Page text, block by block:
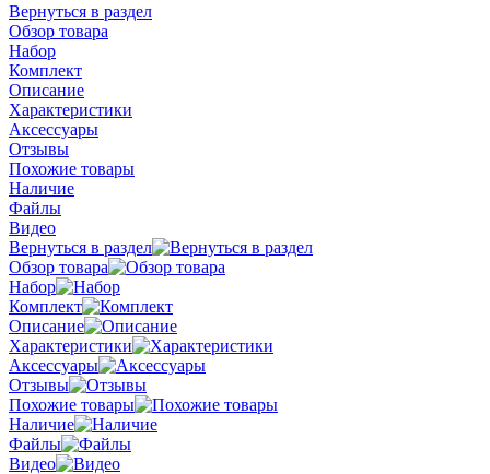
Вернуться в раздел
Обзор товара
Набор
Комплект
Описание
Характеристики
Аксессуары
Отзывы
Похожие товары
Наличие
Файлы
Видео
Вернуться в раздел
Обзор товара
Набор
Комплект
Описание
Характеристики
Аксессуары
Отзывы
Похожие товары
Наличие
Файлы
Видео